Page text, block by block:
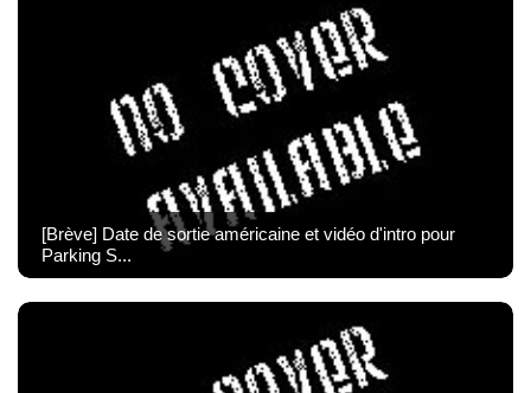
[Brève] Date de sortie américaine et vidéo d'intro pour
Parking S...